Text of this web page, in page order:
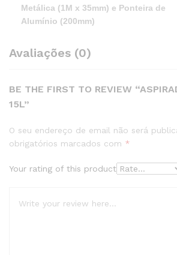
Metálica (1M x 35mm) e Ponteira de
Alumínio (200mm)
Avaliações (0)
BE THE FIRST TO REVIEW
15L”
O seu endereço de email não será
obrigatórios marcados com *
Your rating of this product